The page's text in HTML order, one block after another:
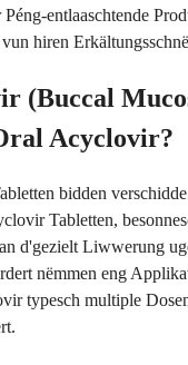
Péng-entlaaschtende
hiren
(Buccal
Acyclovir?
bidden
Tabletten,
d'gezielt Liwwerung
nëmmen eng
typesch multiple